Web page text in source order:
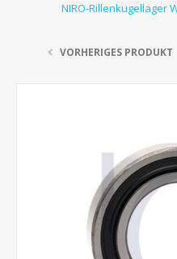
NIRO-Rillenkugellager
VORHERIGES PRODUKT